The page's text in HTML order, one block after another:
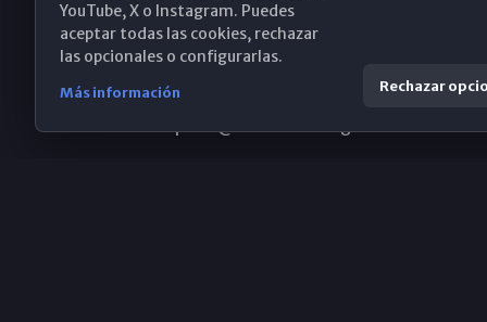
Santa María, 18-20. 29015 Málaga
(+34) 952 224 386
YouTube, X o Instagram. Puedes
aceptar todas las cookies, rechazar
las opcionales o configurarlas.
Más información Rechazar